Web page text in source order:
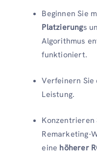
Beginnen Sie
Platzierungs
Algorithmus
funktioniert.
Verfeinern Sie
Leistung.
Konzentrieren
Remarketing-
eine höherer